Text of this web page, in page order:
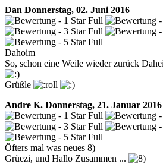
Dan Donnerstag, 02. Juni 2016
Dahoim
So, schon eine Weile wieder zurück
Grüßle
Andre K. Donnerstag, 21. Januar
Öfters mal was neues 8)
Grüezi, und Hallo Zusammen ...